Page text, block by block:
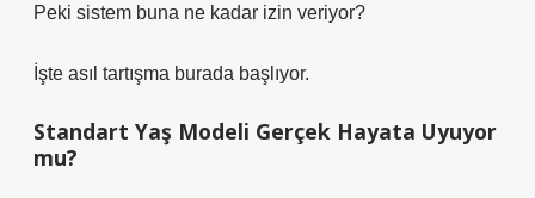
Peki sistem buna ne kadar izin veriyor?
İşte asıl tartışma burada başlıyor.
Standart Yaş Modeli Gerçek Hayata Uyuyor
mu?